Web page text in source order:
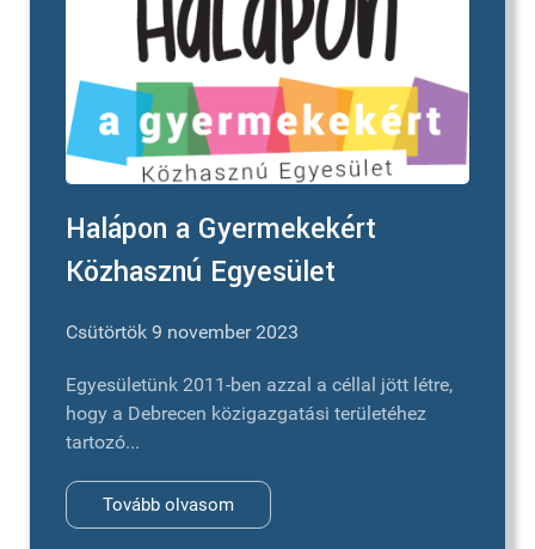
Halápon a Gyermekekért
Közhasznú Egyesület
Csütörtök 9 november 2023
Egyesületünk 2011-ben azzal a céllal jött létre,
hogy a Debrecen közigazgatási területéhez
tartozó...
Tovább olvasom